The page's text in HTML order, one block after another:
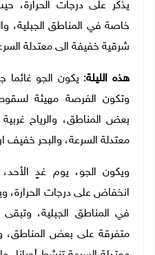
يذكر على درجات الحرارة،
خاصة في المناطق الجبلية،
شرقية خفيفة الى معتدلة
هذه الليلة: يكون الجو غائما
وتكون الفرصة مهيئة
بعض المناطق، والرياح
معتدلة السرعة، والبحر خفيف
ويكون الجو، يوم غدٍ الأحد،
انخفاض على درجات الحرارة،
في المناطق الجبلية،
متفرقة على بعض المناطق،